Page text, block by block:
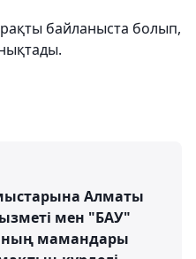
байланыста болып,
Алматы
мен "БАУ"
мамандары